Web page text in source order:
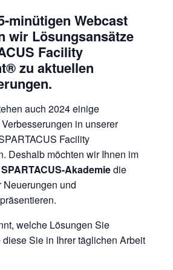
minütigen Webcast
wir Lösungsansätze
Facility
zu aktuellen
auch 2024 einige
in unserer
Facility
Deshalb möchten wir Ihnen im
SPARTACUS-Akademiedie
Neuerungen und
welche Lösungen Sie
Sie in Ihrer täglichen Arbeit